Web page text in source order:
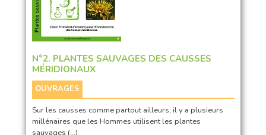
N°2. PLANTES SAUVAGES DES CAUSSES
MÉRIDIONAUX
OUVRAGES
Sur les causses comme partout ailleurs, il y a plusieurs
millénaires que les Hommes utilisent les plantes
sauvages (…)